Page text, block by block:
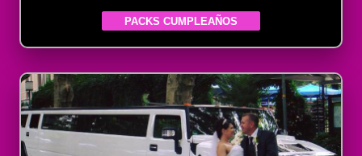
PACKS CUMPLEAÑOS